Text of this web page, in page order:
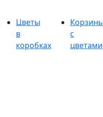
Цветы
в
коробках
с
цветами